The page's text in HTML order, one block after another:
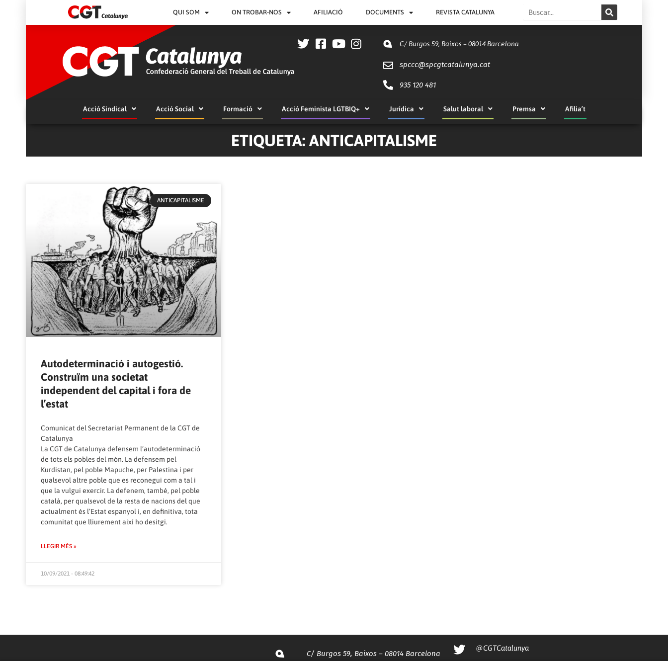
QUI SOM ON TROBAR-NOS AFILIACIÓ DOCUMENTS REVISTA CATALUNYA Search
C/ Burgos 59, Baixos – 08014 Barcelona
spccc@spcgtcatalunya.cat
935 120 481
Acció Sindical Acció Social Formació Acció Feminista LGTBIQ+ Jurídica Salut laboral Premsa Afilia’t
ETIQUETA: ANTICAPITALISME
ANTICAPITALISME
Autodeterminació i autogestió.
Construïm una societat
independent del capital i fora de
l’estat
Comunicat del Secretariat Permanent de la CGT de
Catalunya
La CGT de Catalunya defensem l’autodeterminació
de tots els pobles del món. La defensem pel
Kurdistan, pel poble Mapuche, per Palestina i per
qualsevol altre poble que es reconegui com a tal i
que la vulgui exercir. La defenem, també, pel poble
català, per qualsevol de la resta de nacions del que
actualment és l’Estat espanyol i, en definitiva, tota
comunitat que lliurement així ho desitgi.
LLEGIR MÉS »
10/09/2021 - 08:49:42
C/ Burgos 59, Baixos – 08014 Barcelona
@CGTCatalunya